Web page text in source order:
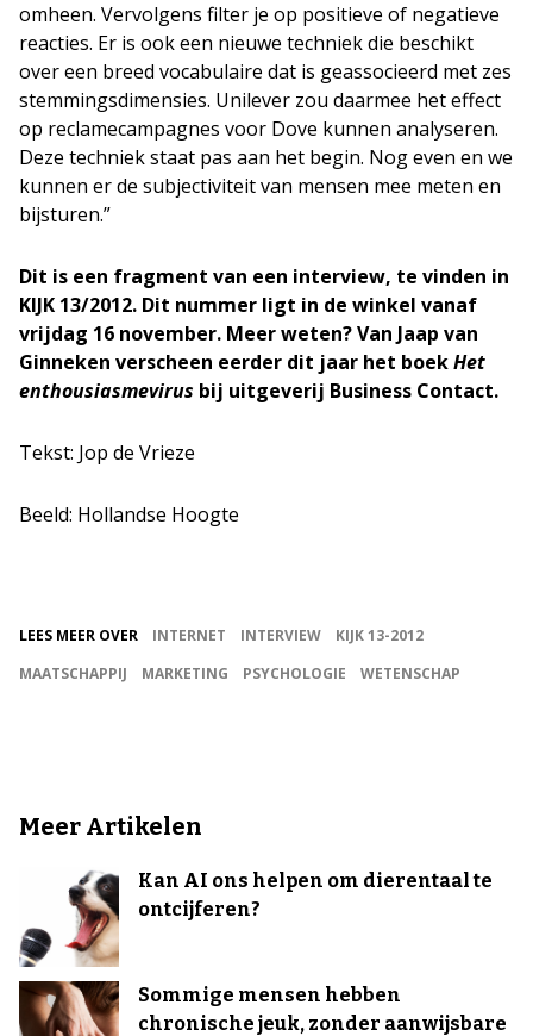
omheen. Vervolgens filter je op positieve of negatieve
reacties. Er is ook een nieuwe techniek die beschikt
over een breed vocabulaire dat is geassocieerd met zes
stemmingsdimensies. Unilever zou daarmee het effect
op reclamecampagnes voor Dove kunnen analyseren.
Deze techniek staat pas aan het begin. Nog even en we
kunnen er de subjectiviteit van mensen mee meten en
bijsturen.”
Dit is een fragment van een interview, te vinden in
KIJK 13/2012. Dit nummer ligt in de winkel vanaf
vrijdag 16 november. Meer weten? Van Jaap van
Ginneken verscheen eerder dit jaar het boekHet
enthousiasmevirus bij uitgeverij Business Contact.
Tekst: Jop de Vrieze
Beeld: Hollandse Hoogte
LEES MEER OVER INTERNET INTERVIEW
KIJK 13-2012
MAATSCHAPPIJ
MARKETING PSYCHOLOGIE WETENSCHAP
Meer Artikelen
Kan AI ons helpen om dierentaal te
ontcijferen?
Sommige mensen hebben
chronische jeuk, zonder aanwijsbare